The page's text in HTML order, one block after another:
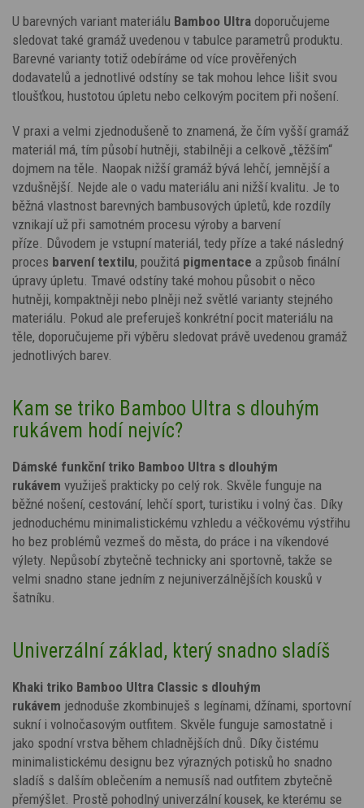
U barevných variant materiálu Bamboo Ultra doporučujeme
sledovat také gramáž uvedenou v tabulce parametrů produktu.
Barevné varianty totiž odebíráme od více prověřených
dodavatelů a jednotlivé odstíny se tak mohou lehce lišit svou
tloušťkou, hustotou úpletu nebo celkovým pocitem při nošení.
V praxi a velmi zjednodušeně to znamená, že čím vyšší gramáž
materiál má, tím působí hutněji, stabilněji a celkově „těžším“
dojmem na těle. Naopak nižší gramáž bývá lehčí, jemnější a
vzdušnější. Nejde ale o vadu materiálu ani nižší kvalitu. Je to
běžná vlastnost barevných bambusových úpletů, kde rozdíly
vznikají už při samotném procesu výroby a barvení
příze. Důvodem je vstupní materiál, tedy příze a také následný
proces barvení textilu, použitá pigmentace a způsob finální
úpravy úpletu. Tmavé odstíny také mohou působit o něco
hutněji, kompaktněji nebo plněji než světlé varianty stejného
materiálu. Pokud ale preferuješ konkrétní pocit materiálu na
těle, doporučujeme při výběru sledovat právě uvedenou gramáž
jednotlivých barev.
Kam se triko Bamboo Ultra s dlouhým
rukávem hodí nejvíc?
Dámské funkční triko Bamboo Ultra s dlouhým
rukávem využiješ prakticky po celý rok. Skvěle funguje na
běžné nošení, cestování, lehčí sport, turistiku i volný čas. Díky
jednoduchému minimalistickému vzhledu a véčkovému výstřihu
ho bez problémů vezmeš do města, do práce i na víkendové
výlety. Nepůsobí zbytečně technicky ani sportovně, takže se
velmi snadno stane jedním z nejuniverzálnějších kousků v
šatníku.
Univerzální základ, který snadno sladíš
Khaki triko Bamboo Ultra Classic s dlouhým
rukávem jednoduše zkombinuješ s legínami, džínami, sportovní
sukní i volnočasovým outfitem. Skvěle funguje samostatně i
jako spodní vrstva během chladnějších dnů. Díky čistému
minimalistickému designu bez výrazných potisků ho snadno
sladíš s dalším oblečením a nemusíš nad outfitem zbytečně
přemýšlet. Prostě pohodlný univerzální kousek, ke kterému se